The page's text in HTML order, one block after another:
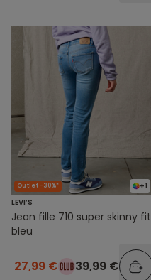
+1
Outlet -30%*
LEVI’S
Jean fille 710 super skinny fit
bleu
27,99 € 39,99 €